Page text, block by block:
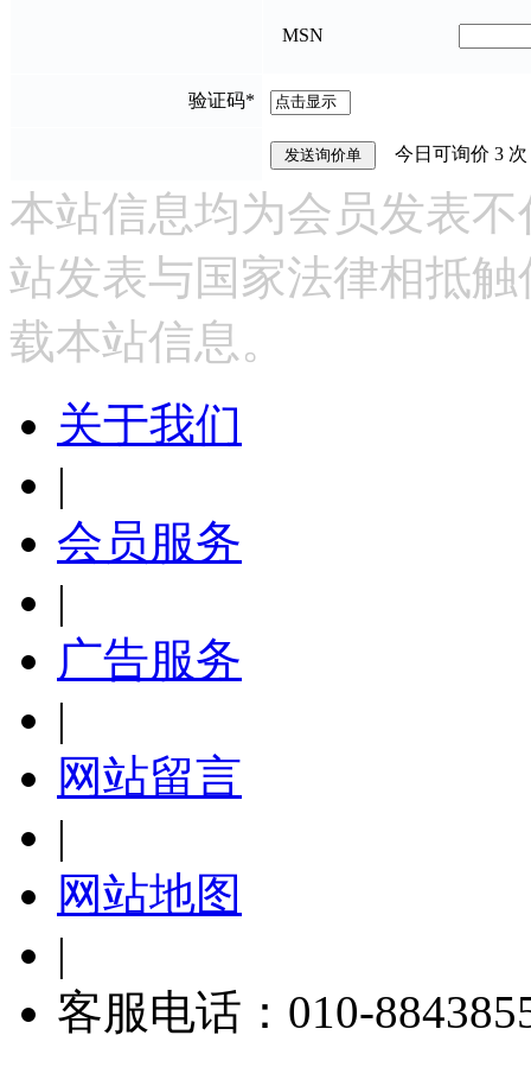
MSN
验证码*
今日可询价 3
本站信息均为会员发表
站发表与国家法律相抵
载本站信息。
关于我们
|
会员服务
|
广告服务
|
网站留言
|
网站地图
|
客服电话：010-